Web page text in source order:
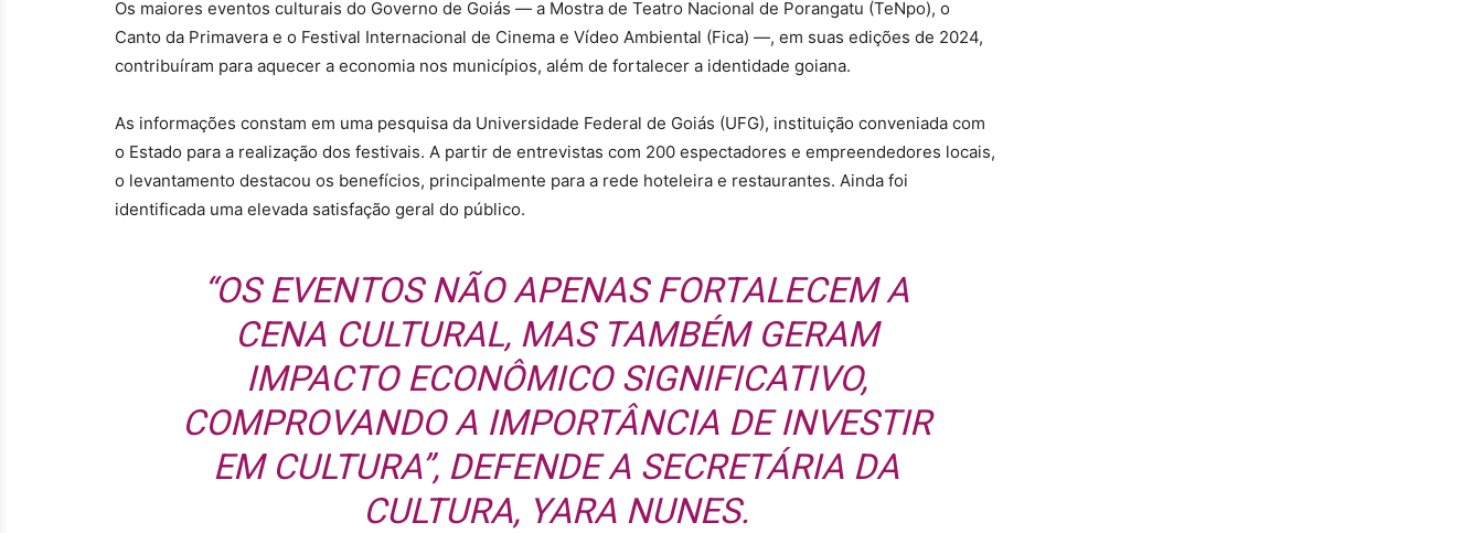
Os maiores eventos culturais do Governo de Goiás — a Mostra de Teatro Nacional de Porangatu (TeNpo), o
Canto da Primavera e o Festival Internacional de Cinema e Vídeo Ambiental (Fica) —, em suas edições de 2024,
contribuíram para aquecer a economia nos municípios, além de fortalecer a identidade goiana.
As informações constam em uma pesquisa da Universidade Federal de Goiás (UFG), instituição conveniada com
o Estado para a realização dos festivais. A partir de entrevistas com 200 espectadores e empreendedores locais,
o levantamento destacou os benefícios, principalmente para a rede hoteleira e restaurantes. Ainda foi
identificada uma elevada satisfação geral do público.
“OS EVENTOS NÃO APENAS FORTALECEM A
CENA CULTURAL, MAS TAMBÉM GERAM
IMPACTO ECONÔMICO SIGNIFICATIVO,
COMPROVANDO A IMPORTÂNCIA DE INVESTIR
EM CULTURA”, DEFENDE A SECRETÁRIA DA
CULTURA, YARA NUNES.